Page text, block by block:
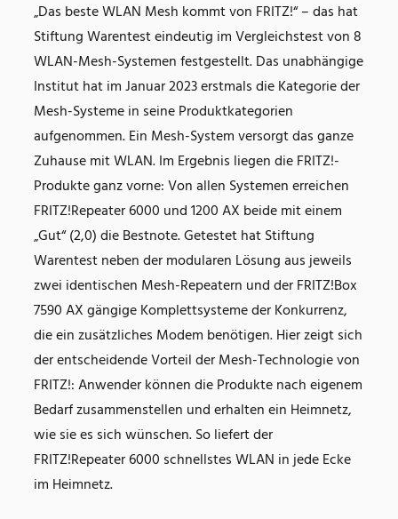
„Das beste WLAN Mesh kommt von FRITZ!“ – das hat
Stiftung Warentest eindeutig im Vergleichstest von 8
WLAN-Mesh-Systemen festgestellt. Das unabhängige
Institut hat im Januar 2023 erstmals die Kategorie der
Mesh-Systeme in seine Produktkategorien
aufgenommen. Ein Mesh-System versorgt das ganze
Zuhause mit WLAN. Im Ergebnis liegen die FRITZ!-
Produkte ganz vorne: Von allen Systemen erreichen
FRITZ!Repeater 6000 und 1200 AX beide mit einem
„Gut“ (2,0) die Bestnote. Getestet hat Stiftung
Warentest neben der modularen Lösung aus jeweils
zwei identischen Mesh-Repeatern und der FRITZ!Box
7590 AX gängige Komplettsysteme der Konkurrenz,
die ein zusätzliches Modem benötigen. Hier zeigt sich
der entscheidende Vorteil der Mesh-Technologie von
FRITZ!: Anwender können die Produkte nach eigenem
Bedarf zusammenstellen und erhalten ein Heimnetz,
wie sie es sich wünschen. So liefert der
FRITZ!Repeater 6000 schnellstes WLAN in jede Ecke
im Heimnetz.